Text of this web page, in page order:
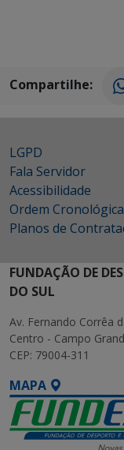
Compartilhe:
LGPD
Fala Servidor
Acessibilidade
Ordem
Planos de
FUNDAÇÃO DE
DO SUL
Av. Fernando Corrêa
Centro - Campo
CEP: 79004-311
MAPA